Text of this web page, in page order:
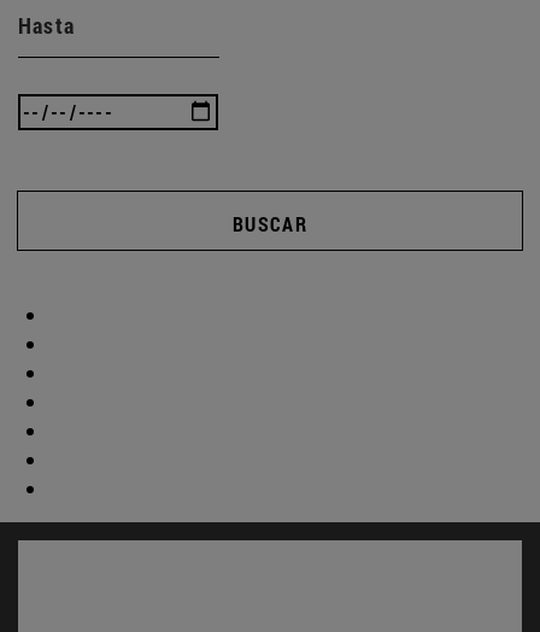
Hasta
BUSCAR